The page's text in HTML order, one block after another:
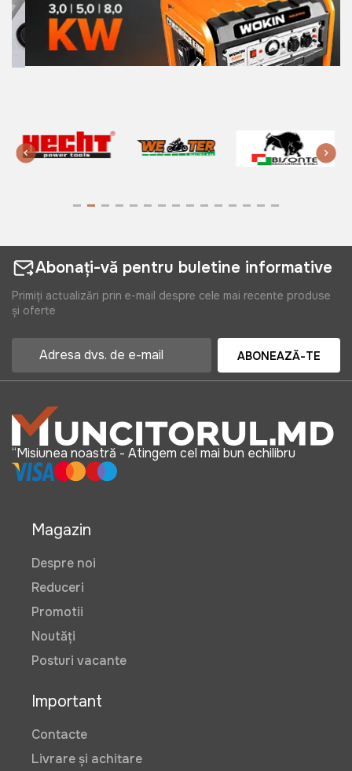
Abonați-vă pentru buletine informative
Primiți actualizări prin e-mail despre cele mai recente produse
și oferte
ABONEAZĂ-TE
“Misiunea noastră - Atingem cel mai bun echilibru
Magazin
Despre noi
Reduceri
Promotii
Noutăți
Posturi vacante
Important
Contacte
Livrare și achitare